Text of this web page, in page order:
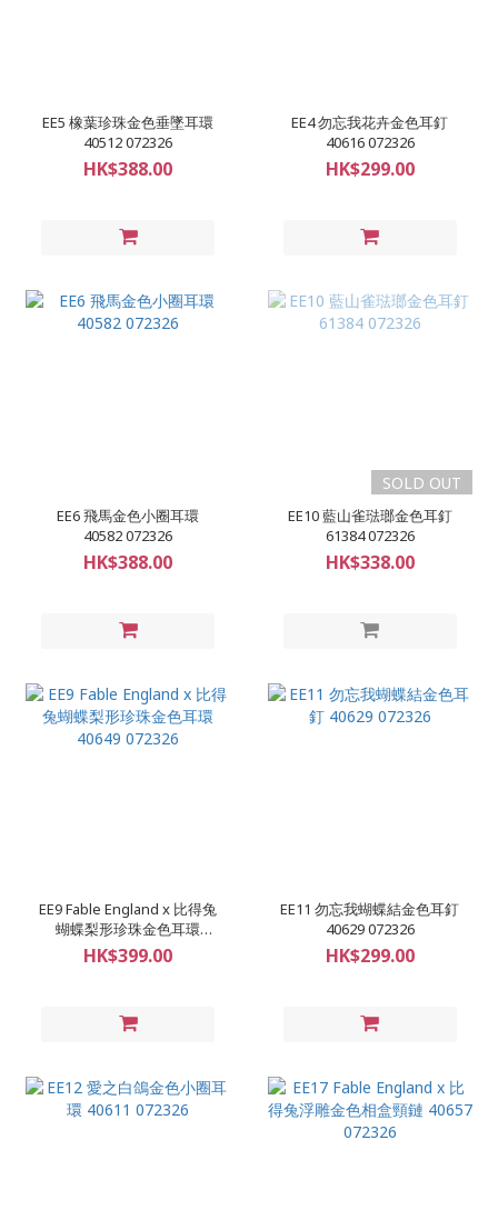
EE5 橡葉珍珠金色垂墜耳環
40512 072326
HK$388.00
EE4 勿忘我花卉金色耳釘
40616 072326
HK$299.00
EE6 飛馬金色小圈耳環
40582 072326
HK$388.00
SOLD OUT
EE10 藍山雀琺瑯金色耳釘
61384 072326
HK$338.00
EE9 Fable England x 比得兔
蝴蝶梨形珍珠金色耳環
40649 072326
HK$399.00
EE11 勿忘我蝴蝶結金色耳釘
40629 072326
HK$299.00